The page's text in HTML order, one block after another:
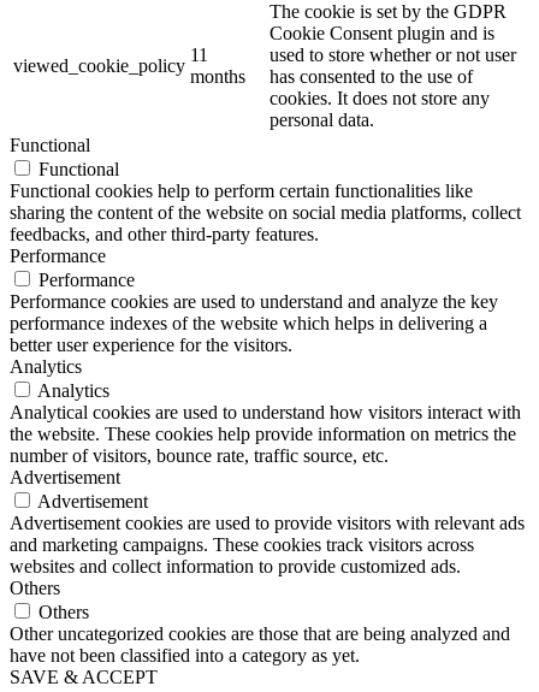
viewed_cookie_policy
11
months
The cookie is set by the GDPR
Cookie Consent plugin and is
used to store whether or not user
has consented to the use of
cookies. It does not store any
personal data.
Functional
Functional
Functional cookies help to perform certain functionalities like
sharing the content of the website on social media platforms, collect
feedbacks, and other third-party features.
Performance
Performance
Performance cookies are used to understand and analyze the key
performance indexes of the website which helps in delivering a
better user experience for the visitors.
Analytics
Analytics
Analytical cookies are used to understand how visitors interact with
the website. These cookies help provide information on metrics the
number of visitors, bounce rate, traffic source, etc.
Advertisement
Advertisement
Advertisement cookies are used to provide visitors with relevant ads
and marketing campaigns. These cookies track visitors across
websites and collect information to provide customized ads.
Others
Others
Other uncategorized cookies are those that are being analyzed and
have not been classified into a category as yet.
SAVE & ACCEPT